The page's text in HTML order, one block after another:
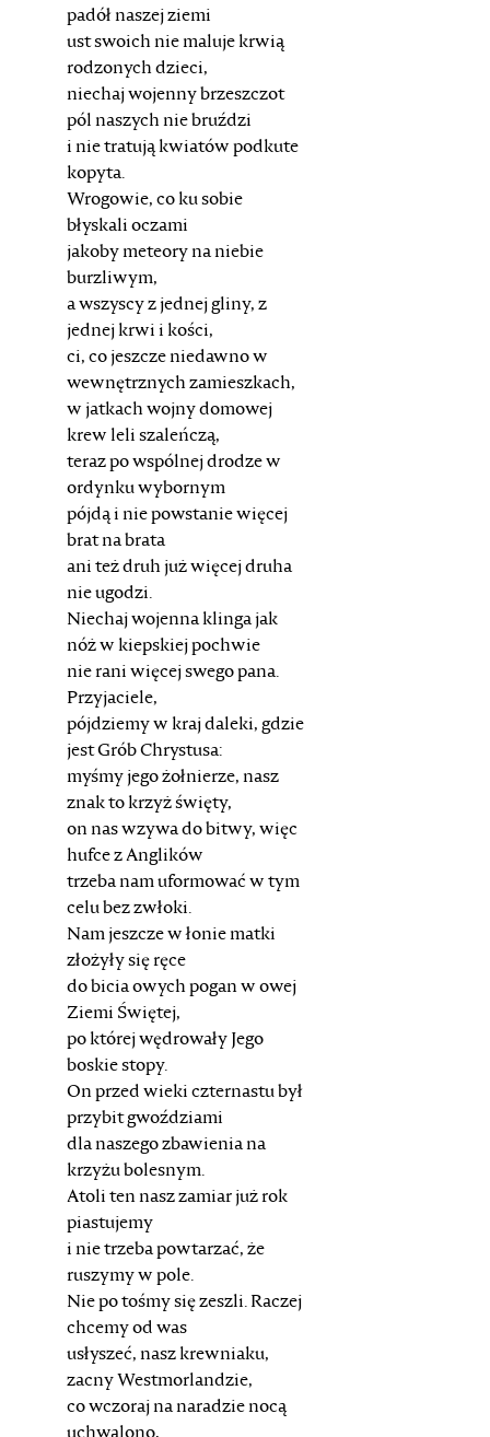
padół naszej ziemi
ust swoich nie maluje krwią
rodzonych dzieci,
niechaj wojenny brzeszczot
pól naszych nie bruździ
i nie tratują kwiatów podkute
kopyta.
Wrogowie, co ku sobie
błyskali oczami
jakoby meteory na niebie
burzliwym,
a wszyscy z jednej gliny, z
jednej krwi i kości,
ci, co jeszcze niedawno w
wewnętrznych zamieszkach,
w jatkach wojny domowej
krew leli szaleńczą,
teraz po wspólnej drodze w
ordynku wybornym
pójdą i nie powstanie więcej
brat na brata
ani też druh już więcej druha
nie ugodzi.
Niechaj wojenna klinga jak
nóż w kiepskiej pochwie
nie rani więcej swego pana.
Przyjaciele,
pójdziemy w kraj daleki, gdzie
jest Grób Chrystusa:
myśmy jego żołnierze, nasz
znak to krzyż święty,
on nas wzywa do bitwy, więc
hufce z Anglików
trzeba nam uformować w tym
celu bez zwłoki.
Nam jeszcze w łonie matki
złożyły się ręce
do bicia owych pogan w owej
Ziemi Świętej,
po której wędrowały Jego
boskie stopy.
On przed wieki czternastu był
przybit gwoździami
dla naszego zbawienia na
krzyżu bolesnym.
Atoli ten nasz zamiar już rok
piastujemy
i nie trzeba powtarzać, że
ruszymy w pole.
Nie po tośmy się zeszli. Raczej
chcemy od was
usłyszeć, nasz krewniaku,
zacny Westmorlandzie,
co wczoraj na naradzie nocą